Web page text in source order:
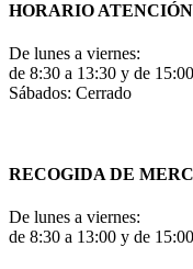
HORARIO
De lunes a viernes:
de 8:30 a 13:30 y de
Sábados: Cerrado
RECOGIDA DE
De lunes a viernes:
de 8:30 a 13:00 y de